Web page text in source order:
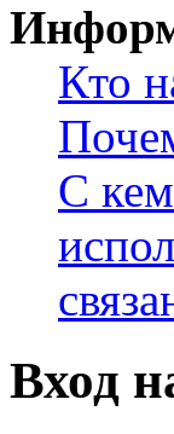
Кто
С
Вход